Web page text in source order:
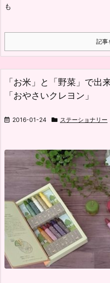
も
記事
「お米」と「野菜」で出
「おやさいクレヨン」
2016-01-24 ステーショナリー